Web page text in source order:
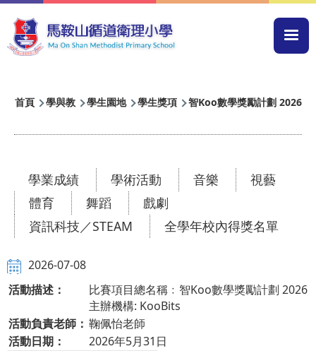
移至主內容
導
連
首頁 學與教 學生園地 學生獎項 智Koo數學獎勵計劃 2026
學業成績 學術活動 音樂
視藝
體育
舞蹈
戲劇
資訊科技／STEAM
全學年校內得獎名單
2026-07-08
活動描述：
比賽項目總名稱﹕智Koo數學獎勵計劃 2026
主辦機構: KooBits
活動負責老師： 鞠佩怡老師
活動日期：
2026年5月31日